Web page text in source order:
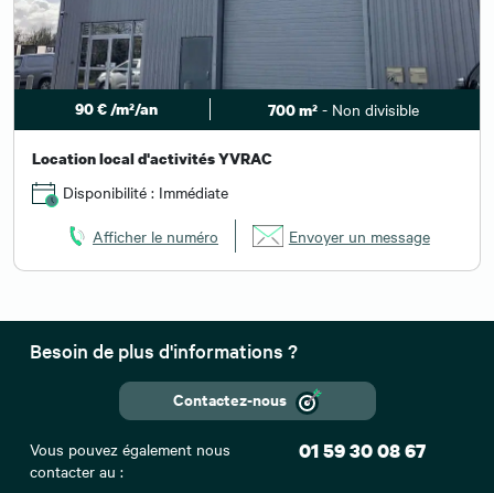
90 € /m²/an 700 m² - Non divisible
Location local d'activités YVRAC
Disponibilité : Immédiate
Afficher le numéro Envoyer un message
Besoin de plus d'informations ?
Contactez-nous
Vous pouvez également nous
contacter au :
01 59 30 08 67